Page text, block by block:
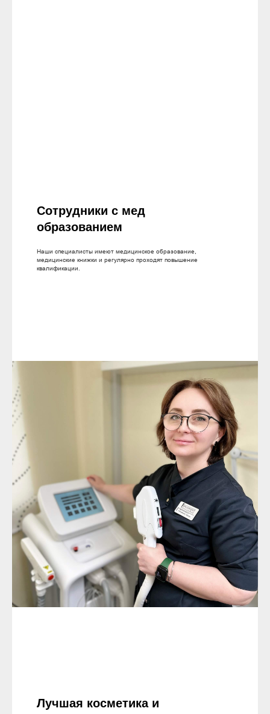
Сотрудники с мед
образованием
Наши специалисты имеют медицинское образование,
медицинские книжки и регулярно проходят повышение
квалификации.
Лучшая косметика и